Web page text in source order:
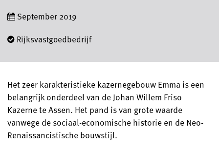
September 2019
Rijksvastgoedbedrijf
Het zeer karakteristieke kazernegebouw Emma is een
belangrijk onderdeel van de Johan Willem Friso
Kazerne te Assen. Het pand is van grote waarde
vanwege de sociaal-economische historie en de Neo-
Renaissancistische bouwstijl.